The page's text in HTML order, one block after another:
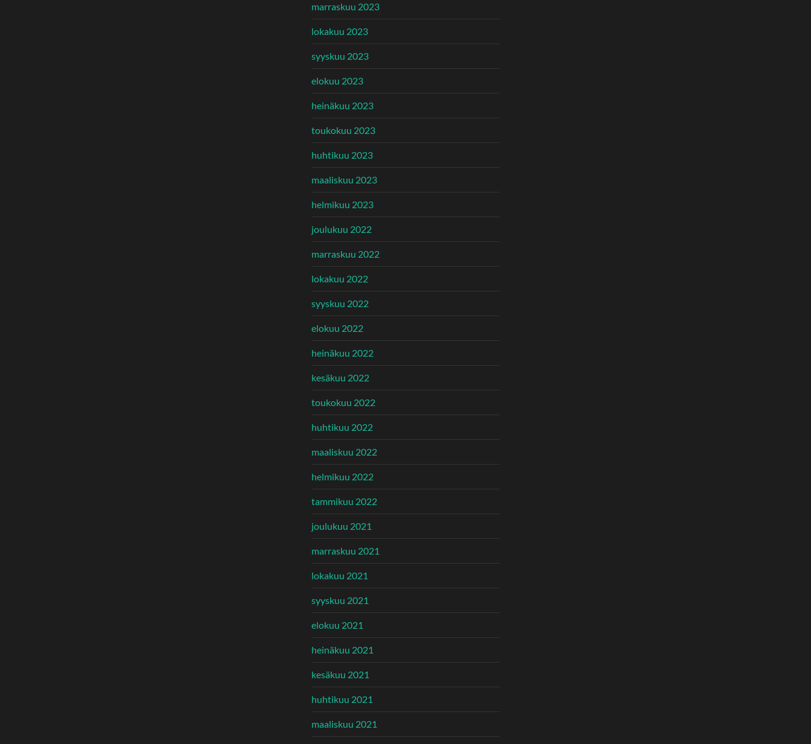
marraskuu 2023
lokakuu 2023
syyskuu 2023
elokuu 2023
heinäkuu 2023
toukokuu 2023
huhtikuu 2023
maaliskuu 2023
helmikuu 2023
joulukuu 2022
marraskuu 2022
lokakuu 2022
syyskuu 2022
elokuu 2022
heinäkuu 2022
kesäkuu 2022
toukokuu 2022
huhtikuu 2022
maaliskuu 2022
helmikuu 2022
tammikuu 2022
joulukuu 2021
marraskuu 2021
lokakuu 2021
syyskuu 2021
elokuu 2021
heinäkuu 2021
kesäkuu 2021
huhtikuu 2021
maaliskuu 2021